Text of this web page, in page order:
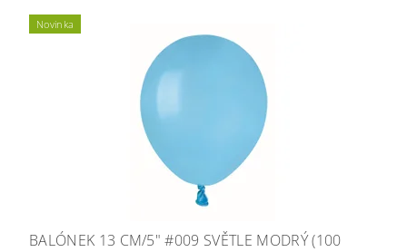
Novinka
BALÓNEK 13 CM/5" #009 SVĚTLE MODRÝ (100